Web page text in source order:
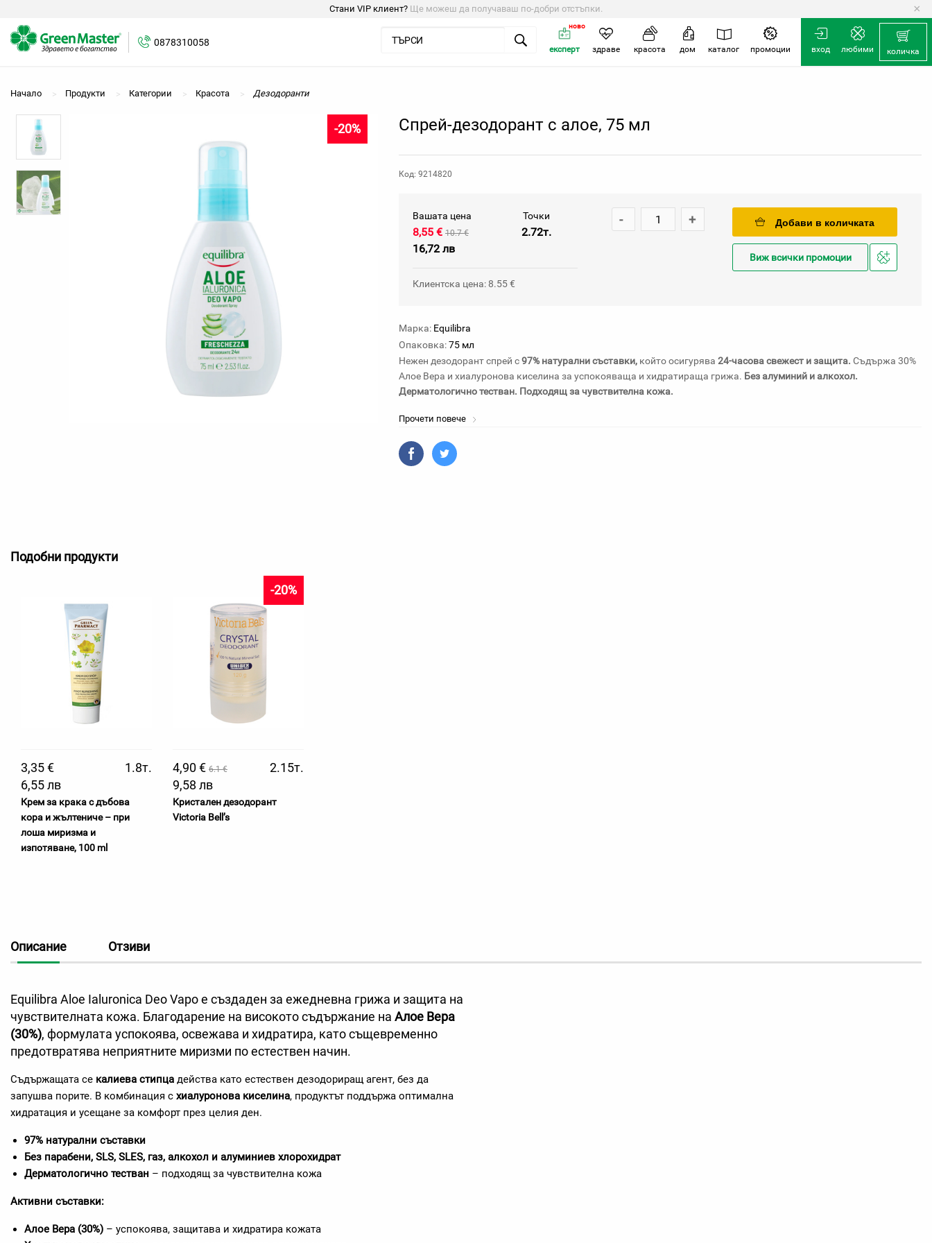
Стани VIP клиент? Ще можеш да получаваш по-добри отстъпки. ×
0878310058
вход любими количка
експерт
ново
здраве красота дом каталог промоции
Начало Продукти Категории Красота Дезодоранти
-20% Спрей-дезодорант с алое, 75 мл
Код: 9214820
Вашата цена
8,55 € 10.7 €
16,72 лв
Точки
2.72т.
Клиентска цена: 8.55 €
- + Добави в количката
Виж всички промоции
Добави
Марка: Equilibra
Опаковка:75 мл
Нежен дезодорант спрей с97% натурални съставки, който осигурява 24-часова свежест и защита. Съдържа 30%
Алое Вера и хиалуронова киселина за успокояваща и хидратираща грижа. Без алуминий и алкохол.
Дерматологично тестван. Подходящ за чувствителна кожа.
Прочети повече
Подобни продукти
3,35 €
1.8т.
6,55 лв
Крем за крака с дъбова
кора и жълтениче – при
лоша миризма и
изпотяване, 100 ml
4,90 € 6.1 €
-20%
2.15т.
9,58 лв
Кристален дезодорант
Victoria Bell’s
Описание Отзиви
Equilibra Aloe Ialuronica Deo Vapo е създаден за ежедневна грижа и защита на
чувствителната кожа. Благодарение на високото съдържание на Алое Вера
(30%), формулата успокоява, освежава и хидратира, като същевременно
предотвратява неприятните миризми по естествен начин.
Съдържащата се калиева стипца действа като естествен дезодориращ агент, без да
запушва порите. В комбинация с хиалуронова киселина, продуктът поддържа оптимална
хидратация и усещане за комфорт през целия ден.
97% натурални съставки
Без парабени, SLS, SLES, газ, алкохол и алуминиев хлорохидрат
Дерматологично тестван – подходящ за чувствителна кожа
Активни съставки:
Алое Вера (30%) – успокоява, защитава и хидратира кожата